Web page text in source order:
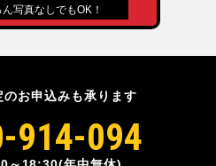
ん写真なしでもOK！
お申込みも承ります
914-094